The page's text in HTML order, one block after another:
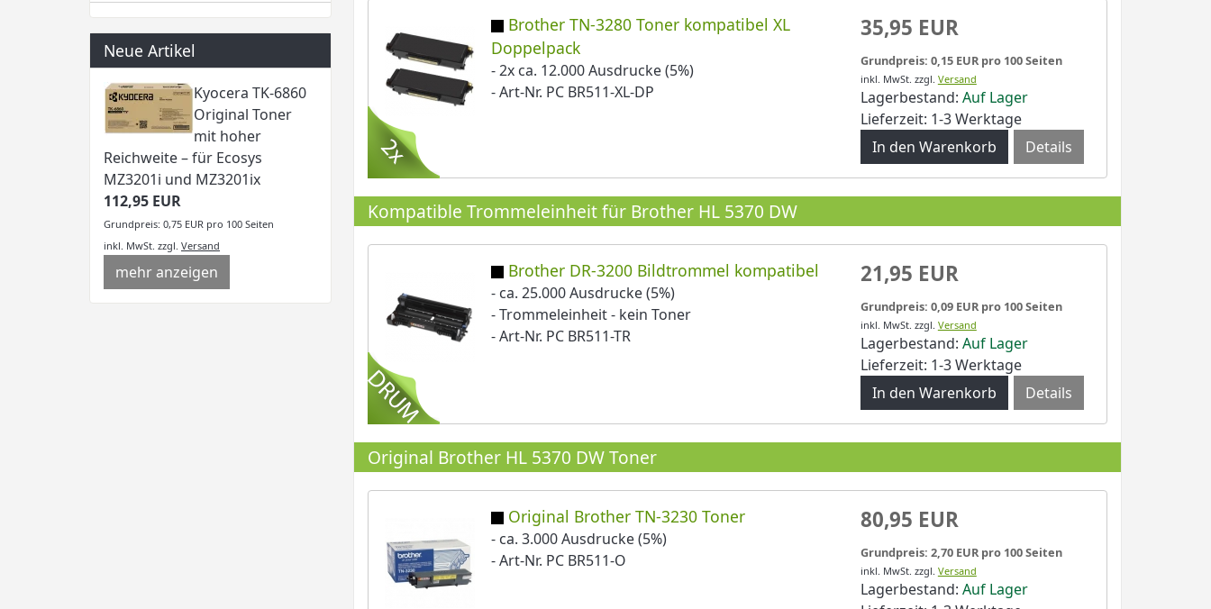
Neue Artikel
Kyocera TK-6860
Original Toner
mit hoher
Reichweite – für Ecosys
MZ3201i und MZ3201ix
112,95 EUR
Grundpreis: 0,75 EUR pro 100 Seiten
inkl. MwSt. zzgl. Versand
mehr anzeigen
Brother TN-3280 Toner kompatibel XL
Doppelpack
- 2x ca. 12.000 Ausdrucke (5%)
- Art-Nr. PC BR511-XL-DP
35,95 EUR
Grundpreis: 0,15 EUR pro 100 Seiten
inkl. MwSt. zzgl. Versand
Lagerbestand: Auf Lager
Lieferzeit: 1-3 Werktage
Details
Kompatible Trommeleinheit für Brother HL 5370 DW
Brother DR-3200 Bildtrommel kompatibel
- ca. 25.000 Ausdrucke (5%)
- Trommeleinheit - kein Toner
- Art-Nr. PC BR511-TR
21,95 EUR
Grundpreis: 0,09 EUR pro 100 Seiten
inkl. MwSt. zzgl. Versand
Lagerbestand: Auf Lager
Lieferzeit: 1-3 Werktage
Details
Original Brother HL 5370 DW Toner
Original Brother TN-3230 Toner
- ca. 3.000 Ausdrucke (5%)
- Art-Nr. PC BR511-O
80,95 EUR
Grundpreis: 2,70 EUR pro 100 Seiten
inkl. MwSt. zzgl. Versand
Lagerbestand: Auf Lager